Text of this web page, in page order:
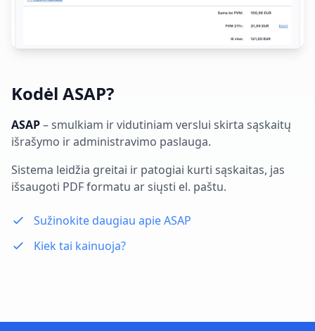
Kodėl ASAP?
ASAP– smulkiam ir vidutiniam verslui skirta sąskaitų
išrašymo ir administravimo paslauga.
Sistema leidžia greitai ir patogiai kurti sąskaitas, jas
išsaugoti PDF formatu ar siųsti el. paštu.
Sužinokite daugiau apie ASAP
Kiek tai kainuoja?